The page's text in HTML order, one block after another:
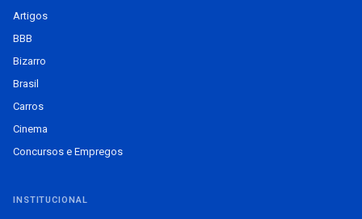
Artigos
BBB
Bizarro
Brasil
Carros
Cinema
Concursos e Empregos
INSTITUCIONAL